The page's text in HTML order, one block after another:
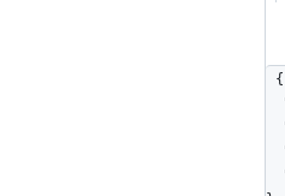
{